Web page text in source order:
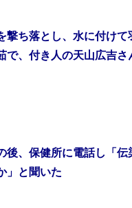
撃ち落とし、水に付けて
で、付き人の天山広吉さ
後、保健所に電話し「
」と聞いた